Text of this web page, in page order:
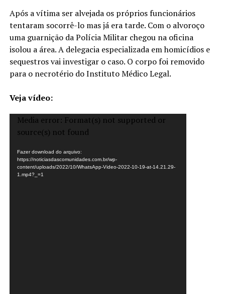
Após a vítima ser alvejada os próprios funcionários
tentaram socorrê-lo mas já era tarde. Com o alvoroço
uma guarnição da Polícia Militar chegou na oficina
isolou a área. A delegacia especializada em homicídios e
sequestros vai investigar o caso. O corpo foi removido
para o necrotério do Instituto Médico Legal.
Veja vídeo:
Tocador
de
Media error: Format(s) not supported or
source(s) not found
Fazer download do arquivo:
https://noticiasdascomunidades.com.br/wp-
content/uploads/2022/10/WhatsApp-Video-2022-10-19-at-14.21.29-
1.mp4?_=1